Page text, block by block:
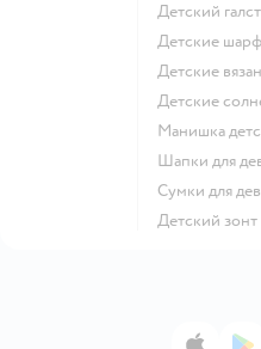
Детский
Детские
Детские
Детские
Манишка
Шапки для
Сумки для
Детский зонт